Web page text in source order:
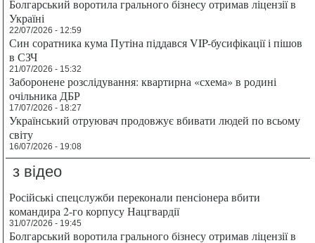
Болгарський воротила грального бізнесу отримав ліцензії в
Україні
22/07/2026 - 12:59
Син соратника кума Путіна піддався VIP-бусифікації і пішов
в СЗЧ
21/07/2026 - 15:32
Заборонене розслідування: квартирна «схема» в родині
очільника ДБР
17/07/2026 - 18:27
Український отруювач продовжує вбивати людей по всьому
світу
16/07/2026 - 19:08
з відео
Російські спецслужби переконали пенсіонера вбити
командира 2-го корпусу Нацгвардії
31/07/2026 - 19:45
Болгарський воротила грального бізнесу отримав ліцензії в